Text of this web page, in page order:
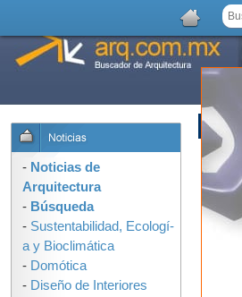
- Noticias de
Arquitectura
- Búsqueda
- Sustentabilidad, Ecologí­
a y Bioclimática
- Domótica
- Diseño de Interiores